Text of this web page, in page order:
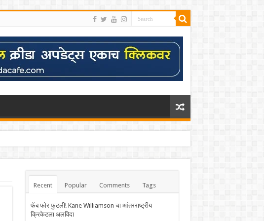
Recent Popular Comments Tags
फॅब फोर फुटली! Kane Williamson चा आंतरराष्ट्रीय
क्रिकेटला अलविदा